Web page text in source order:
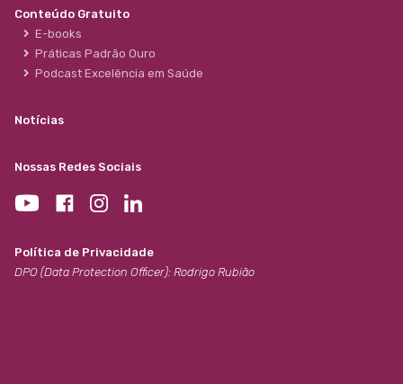
Conteúdo Gratuito
E-books
Práticas Padrão Ouro
Podcast Excelência em Saúde
Notícias
Nossas Redes Sociais
Política de Privacidade
DPO (Data Protection Officer): Rodrigo Rubião